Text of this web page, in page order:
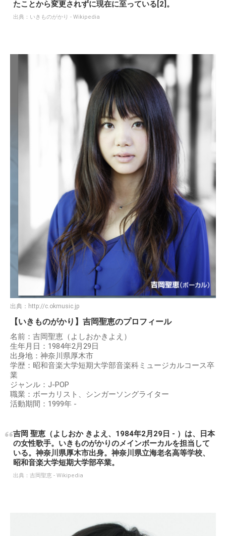
たことから変更されずに現在に至っている[2]。
出典： いきものがかり - Wikipedia
出典： http://c.okmusic.jp
【いきものがかり】吉岡聖恵のプロフィール
名前：吉岡聖恵（よしおかきよえ）
生年月日：1984年2月29日
出身地：神奈川県厚木市
学歴：昭和音楽大学短期大学部音楽科ミュージカルコース卒
業
ジャンル：J-POP
職業：ボーカリスト、シンガーソングライター
活動期間：1999年 -
吉岡 聖恵（よしおか きよえ、1984年2月29日 - ）は、日本
の女性歌手。いきものがかりのメインボーカルを担当して
いる。神奈川県厚木市出身。神奈川県立海老名高等学校、
昭和音楽大学短期大学部卒業。
出典： 吉岡聖恵 - Wikipedia